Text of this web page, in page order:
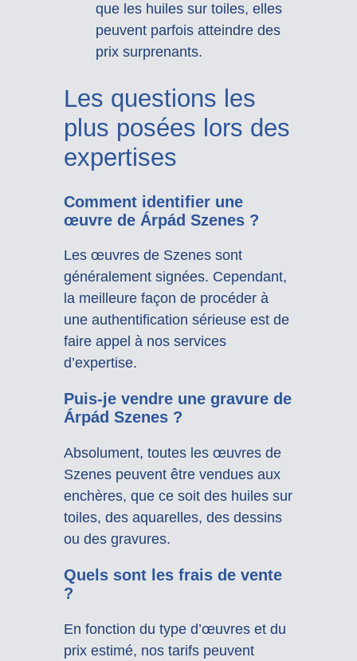
que les huiles sur toiles, elles
peuvent parfois atteindre des
prix surprenants.
Les questions les
plus posées lors des
expertises
Comment identifier une
œuvre de Árpád Szenes ?
Les œuvres de Szenes sont
généralement signées. Cependant,
la meilleure façon de procéder à
une authentification sérieuse est de
faire appel à nos services
d’expertise.
Puis-je vendre une gravure de
Árpád Szenes ?
Absolument, toutes les œuvres de
Szenes peuvent être vendues aux
enchères, que ce soit des huiles sur
toiles, des aquarelles, des dessins
ou des gravures.
Quels sont les frais de vente
?
En fonction du type d’œuvres et du
prix estimé, nos tarifs peuvent